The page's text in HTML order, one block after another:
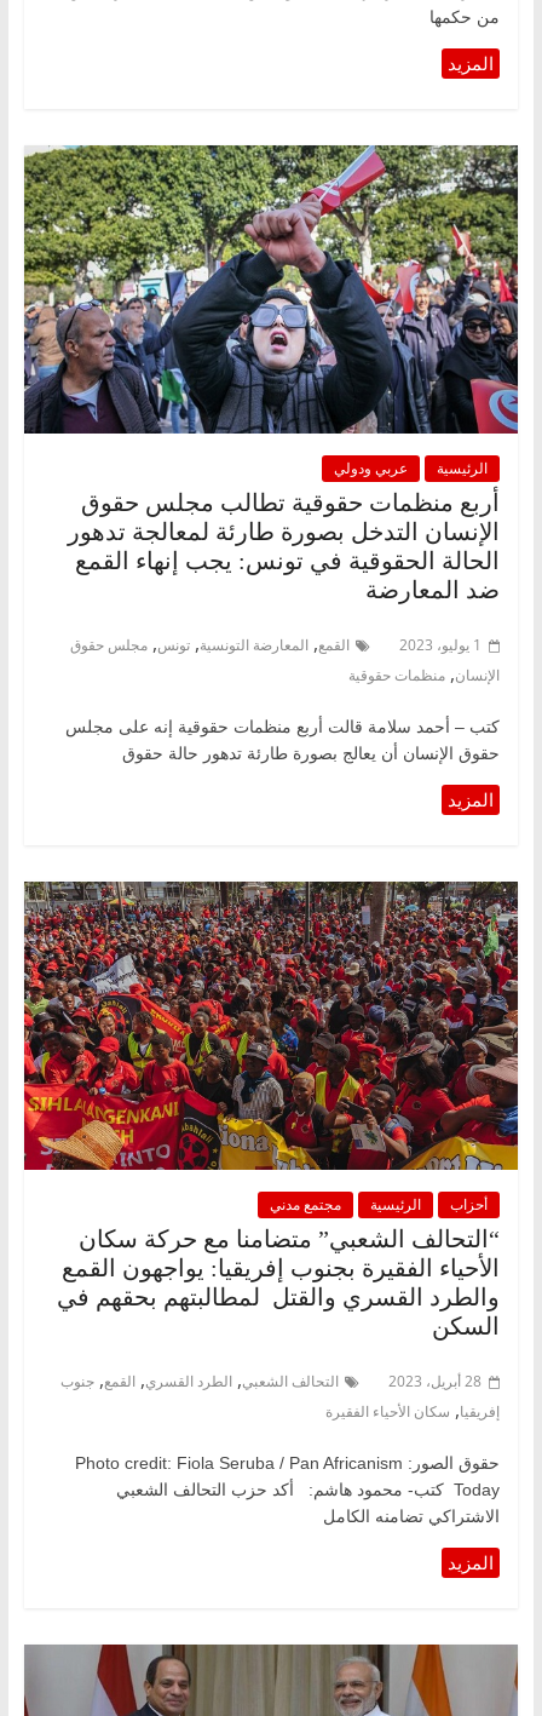
من حكمها
الرئيسية عربي ودولي
أربع منظمات حقوقية تطالب مجلس حقوق
الإنسان التدخل بصورة طارئة لمعالجة تدهور
الحالة الحقوقية في تونس: يجب إنهاء القمع
ضد المعارضة
1 يوليو، 2023 القمع, المعارضة التونسية, تونس, مجلس حقوق
الإنسان, منظمات حقوقية
كتب – أحمد سلامة قالت أربع منظمات حقوقية إنه على مجلس
حقوق الإنسان أن يعالج بصورة طارئة تدهور حالة حقوق
أحزاب الرئيسية مجتمع مدني
“التحالف الشعبي” متضامنا مع حركة سكان
الأحياء الفقيرة بجنوب إفريقيا: يواجهون القمع
والطرد القسري والقتل لمطالبتهم بحقهم في
السكن
28 أبريل، 2023 التحالف الشعبي, الطرد القسري, القمع, جنوب
إفريقيا, سكان الأحياء الفقيرة
حقوق الصور: Photo credit: Fiola Seruba / Pan Africanism
Today كتب- محمود هاشم: أكد حزب التحالف الشعبي
الاشتراكي تضامنه الكامل